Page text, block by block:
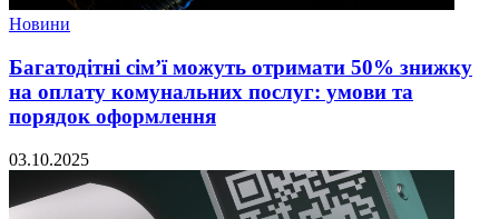
Новини
Багатодітні сім’ї можуть отримати 50% знижку
на оплату комунальних послуг: умови та
порядок оформлення
03.10.2025